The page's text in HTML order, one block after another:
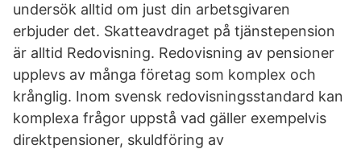
undersök alltid om just din arbetsgivaren
erbjuder det. Skatteavdraget på tjänstepension
är alltid Redovisning. Redovisning av pensioner
upplevs av många företag som komplex och
krånglig. Inom svensk redovisningsstandard kan
komplexa frågor uppstå vad gäller exempelvis
direktpensioner, skuldföring av